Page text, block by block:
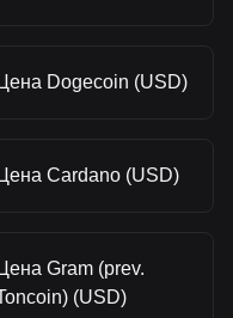
Цена Dogecoin (USD)
Цена Cardano (USD)
Цена Gram (prev.
(USD)